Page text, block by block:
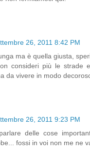
26, 2011 8:42 PM
ma è quella giusta,
consideri più le strade
da vivere in modo
26, 2011 9:23 PM
delle cose
fossi in voi non me ne